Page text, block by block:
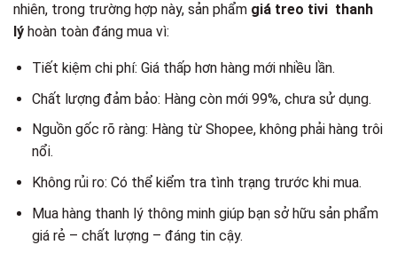
nhiên, trong trường hợp này, sản phẩm giá treo tivi thanh
lý hoàn toàn đáng mua vì:
Tiết kiệm chi phí: Giá thấp hơn hàng mới nhiều lần.
Chất lượng đảm bảo: Hàng còn mới 99%, chưa sử dụng.
Nguồn gốc rõ ràng: Hàng từ Shopee, không phải hàng trôi
nổi.
Không rủi ro: Có thể kiểm tra tình trạng trước khi mua.
Mua hàng thanh lý thông minh giúp bạn sở hữu sản phẩm
giá rẻ – chất lượng – đáng tin cậy.